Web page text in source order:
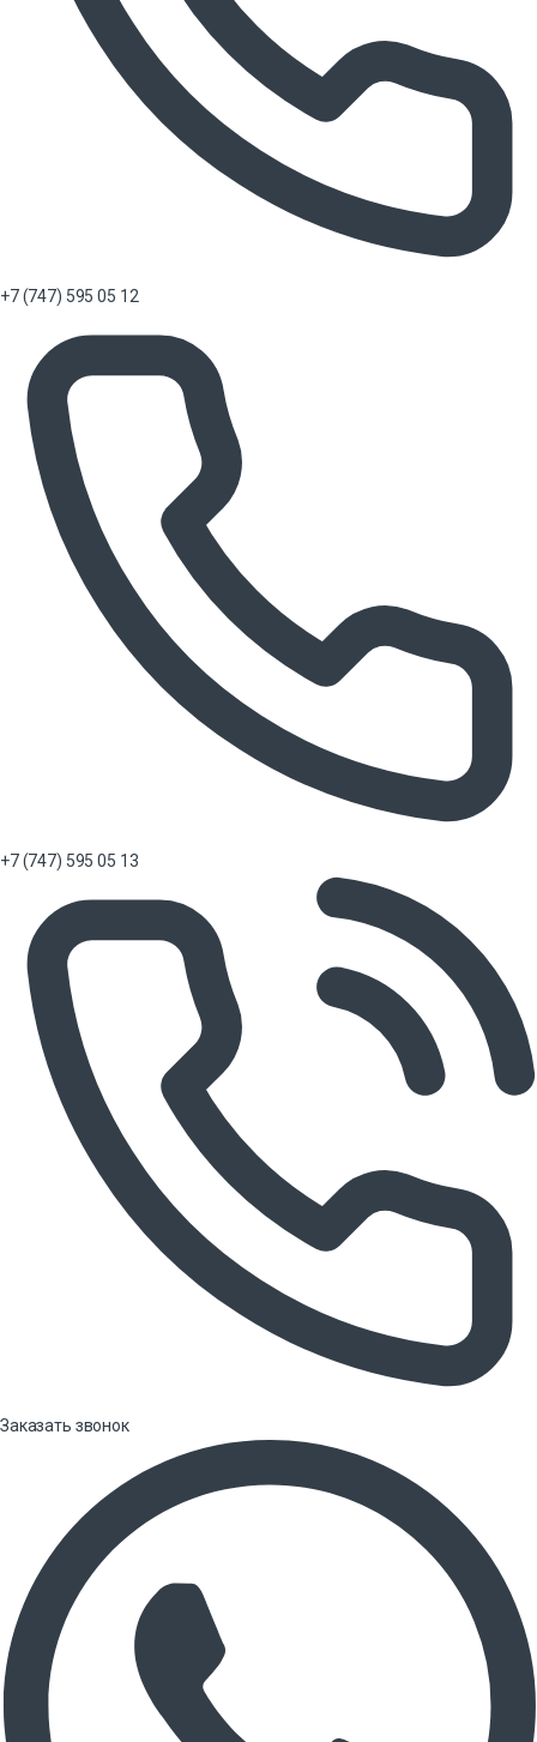
+7 (747) 595 05 12
+7 (747) 595 05 13
Заказать звонок